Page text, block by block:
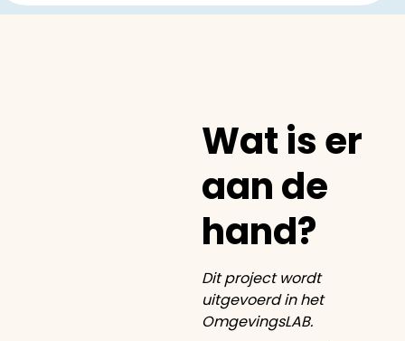
Wat is er
aan de
hand?
Dit project wordt
uitgevoerd in het
OmgevingsLAB.